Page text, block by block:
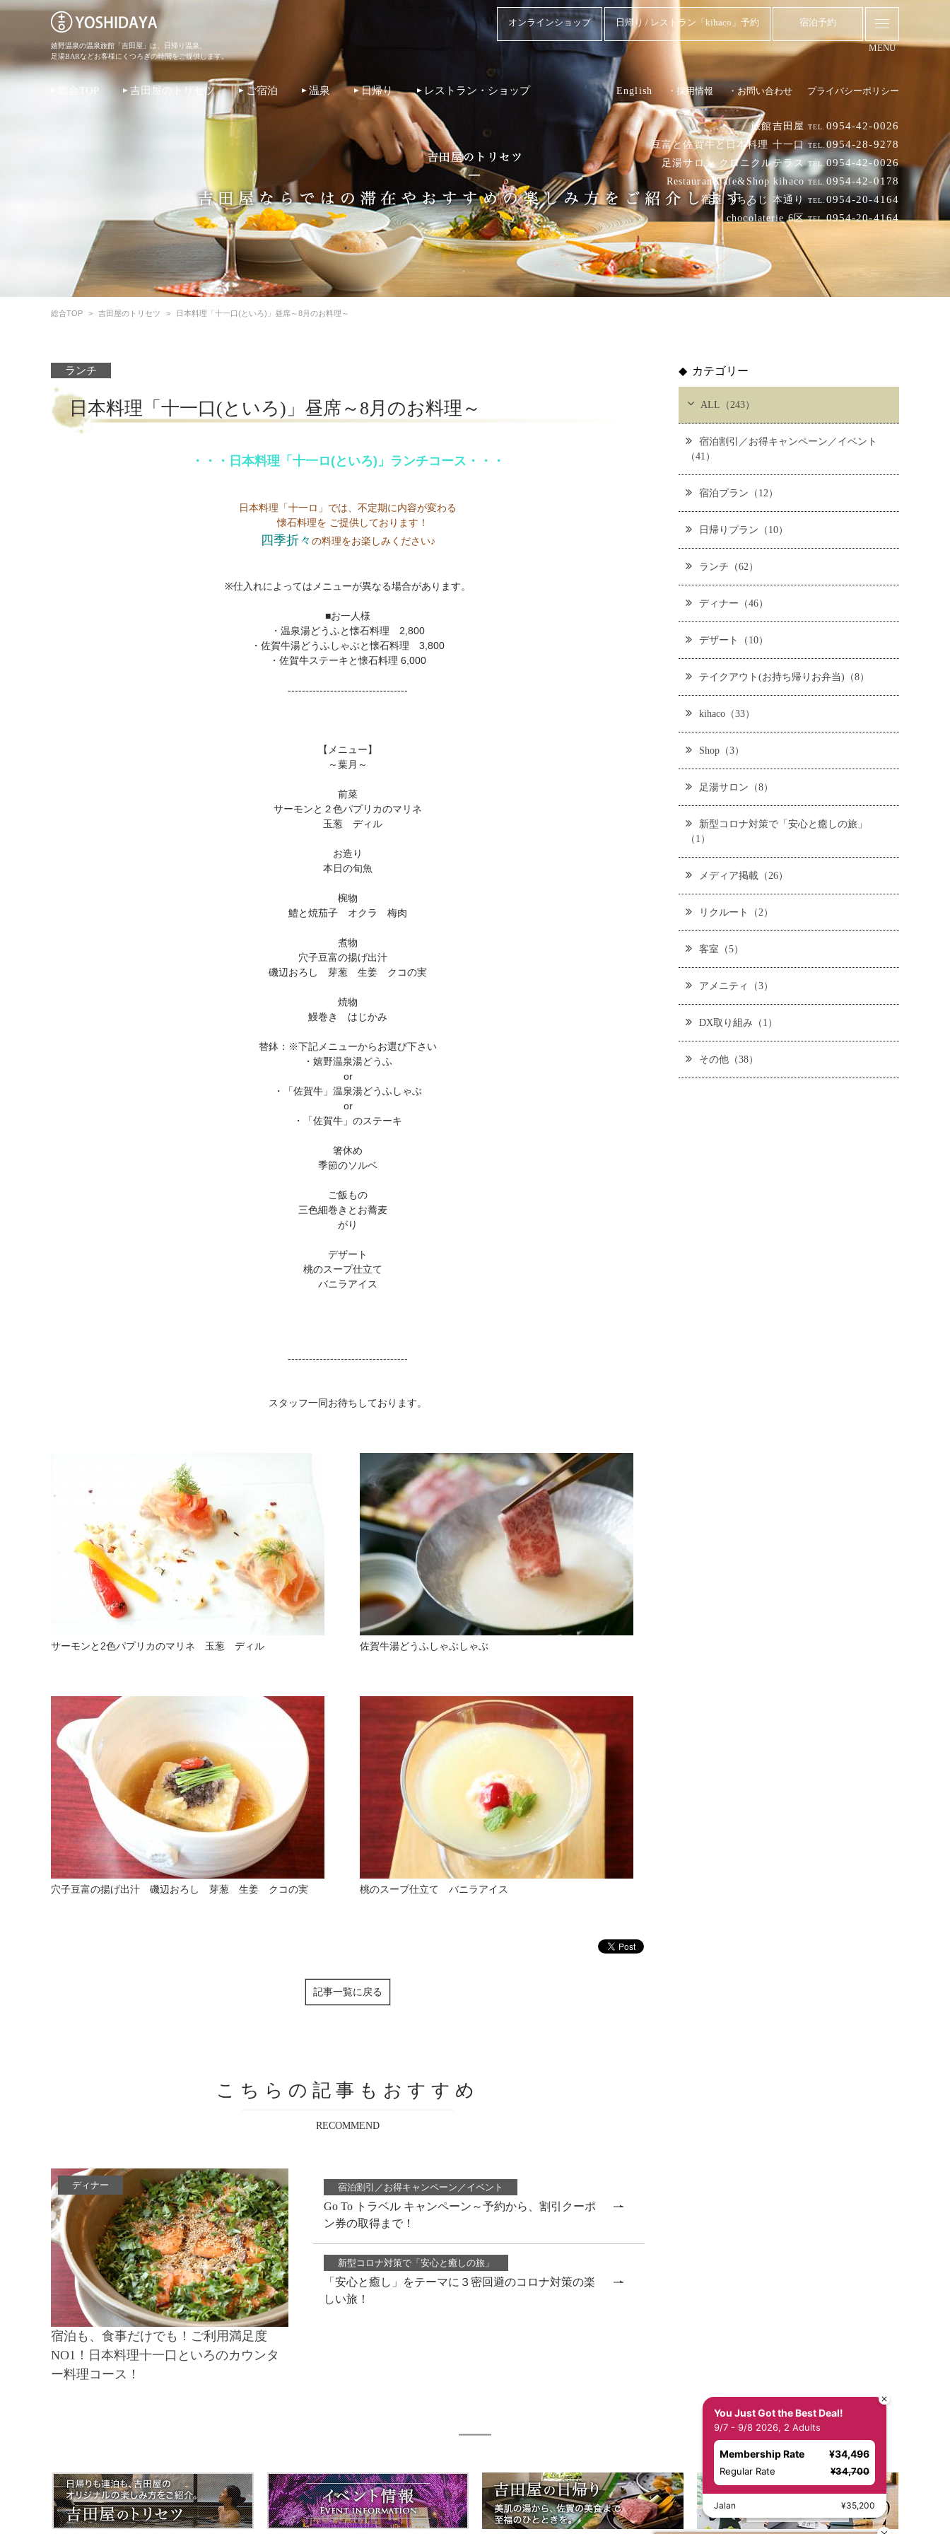
嬉野温泉の温泉旅館「吉田屋」は、日帰り温泉、
足湯BARなどお客様にくつろぎの時間をご提供します。
オンラインショップ 日帰り / レストラン「kihaco」予約 宿泊予約
MENU
旅館吉田屋TEL. 0954-42-0026
豆富と佐賀牛と日本料理 十一口TEL. 0954-28-9278
足湯サロン クロニクルテラスTEL.0954-42-0026
RestaurantCafe&Shop kihacoTEL. 0954-42-0178
宿屋 うちろじ 本通りTEL. 0954-20-4164
chocolaterie 6区TEL.0954-20-4164
総合TOP 吉田屋のトリセツ ご宿泊 温泉 日帰り レストラン・ショップ English ・採用情報 ・お問い合わせ プライバシーポリシー
総合TOP > 吉田屋のトリセツ > 日本料理「十一口(といろ)」昼席～8月のお料理～
ランチ
日本料理「十一口(といろ)」昼席～8月のお料理～
・・・日本料理「十一ロ(といろ)」ランチコース・・・
日本料理「十一ロ」では、不定期に内容が変わる
懐石料理を ご提供しております！
四季折々 の料理をお楽しみください♪
※仕入れによってはメニューが異なる場合があります。
■お一人様
・温泉湯どうふと懐石料理 2,800
・佐賀牛湯どうふしゃぶと懐石料理 3,800
・佐賀牛ステーキと懐石料理 6,000
----------------------------------
【メニュー】
～葉月～
​前菜
サーモンと２色パプリカのマリネ
玉葱 ディル
​お造り
本日の旬魚
​椀物
鱧と焼茄子 オクラ 梅肉
煮物
穴子豆富の揚げ出汁
磯辺おろし 芽葱 生姜 クコの実
焼物
鰻巻き はじかみ
替鉢：※下記メニューからお選び下さい
・嬉野温泉湯どうふ
or
・「佐賀牛」温泉湯どうふしゃぶ
or
・「佐賀牛」のステーキ
箸休め
季節のソルベ
ご飯もの
三色細巻きとお蕎麦
がり
デザート
桃のスープ仕立て
バニラアイス
----------------------------------
スタッフ一同お待ちしております。
サーモンと2色パプリカのマリネ 玉葱 ディル 佐賀牛湯どうふしゃぶしゃぶ
穴子豆富の揚げ出汁 磯辺おろし 芽葱 生姜 クコの実 桃のスープ仕立て バニラアイス
記事一覧に戻る
こちらの記事もおすすめ
RECOMMEND
ディナー
宿泊も、食事だけでも！ご利用満足度
NO1！日本料理十一口といろのカウンタ
ー料理コース！
宿泊割引／お得キャンペーン／イベント
Go To トラベル キャンペーン～予約から、割引クーポ
ン券の取得まで！
新型コロナ対策で「安心と癒しの旅」
「安心と癒し」をテーマに３密回避のコロナ対策の楽
しい旅！
カテゴリー
ALL（243）
宿泊割引／お得キャンペーン／イベント
（41）
宿泊プラン（12）
日帰りプラン（10）
ランチ（62）
ディナー（46）
デザート（10）
テイクアウト(お持ち帰りお弁当)（8）
kihaco（33）
Shop（3）
足湯サロン（8）
新型コロナ対策で「安心と癒しの旅」
（1）
メディア掲載（26）
リクルート（2）
客室（5）
アメニティ（3）
DX取り組み（1）
その他（38）
You Just Got the Best Deal!
9/7 - 9/8 2026, 2 Adults
Membership Rate ¥34,496
Regular Rate ¥34,700
Jalan ¥35,200